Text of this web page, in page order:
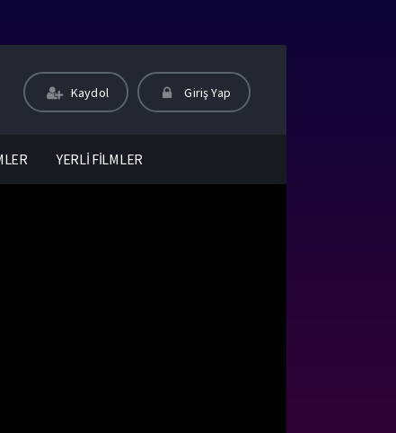
Kaydol Giriş Yap
YERLİ FİLMLER